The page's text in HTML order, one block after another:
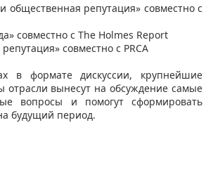
общественная репутация» совместно с
совместно с The Holmes Report
совместно с PRCA
в формате дискуссии, крупнейшие
отрасли вынесут на обсуждение самые
вопросы и помогут сформировать
будущий период.